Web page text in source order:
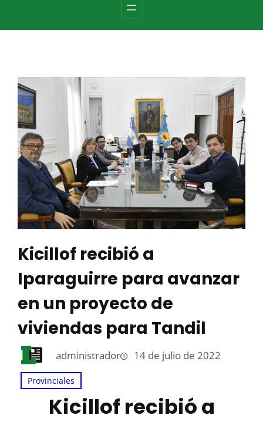
Kicillof recibió a
Iparaguirre para avanzar
en un proyecto de
viviendas para Tandil
administrador 14 de julio de 2022
Provinciales
Kicillof recibió a